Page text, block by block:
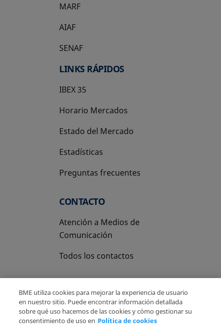
MARF
AIAF
SENAF
LINKS RÁPIDOS
IBEX 35
Horario Mercados
Estado del Mercado
Estadísticas
Preguntas frecuentes
CONTACTO
Atención a Medios de
Comunicación
Todos los contactos
Copyright Ⓒ BME 2026
Aviso Legal
BME utiliza cookies para mejorar la experiencia de usuario
en nuestro sitio. Puede encontrar información detallada
sobre qué uso hacemos de las cookies y cómo gestionar su
consentimiento de uso en Política de cookies